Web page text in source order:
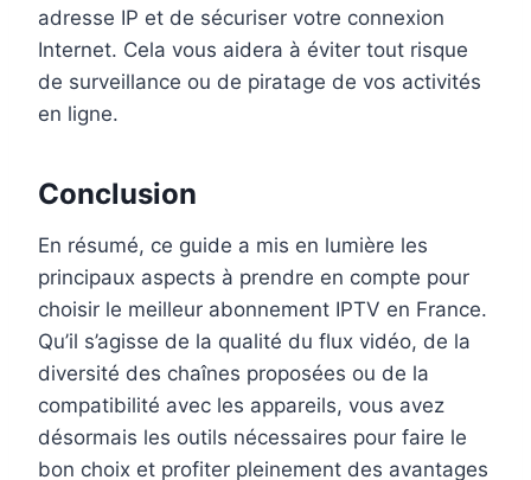
adresse IP et de sécuriser votre connexion
Internet. Cela vous aidera à éviter tout risque
de surveillance ou de piratage de vos activités
en ligne.
Conclusion
En résumé, ce guide a mis en lumière les
principaux aspects à prendre en compte pour
choisir le meilleur abonnement IPTV en France.
Qu’il s’agisse de la qualité du flux vidéo, de la
diversité des chaînes proposées ou de la
compatibilité avec les appareils, vous avez
désormais les outils nécessaires pour faire le
bon choix et profiter pleinement des avantages